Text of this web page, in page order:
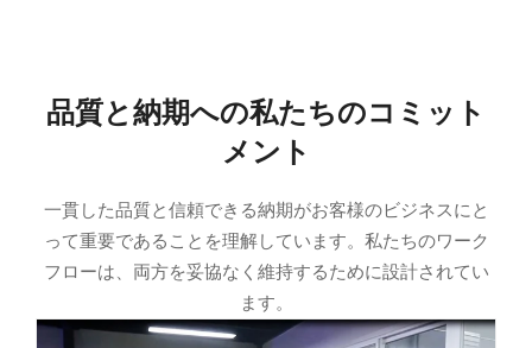
品質と納期への私たちのコミット
メント
一貫した品質と信頼できる納期がお客様のビジネスにと
って重要であることを理解しています。私たちのワーク
フローは、両方を妥協なく維持するために設計されてい
ます。